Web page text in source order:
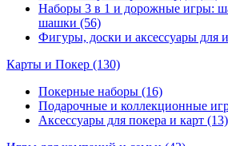
Наборы 3 в 1 и дорожные игры:
шашки (56)
Фигуры, доски и аксессуары для
Карты и Покер (130)
Покерные наборы (16)
Подарочные и коллекционные
Аксессуары для покера и карт (13)